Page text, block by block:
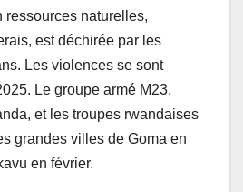
ressources naturelles,
est déchirée par les
Les violences se sont
Le groupe armé M23,
et les troupes rwandaises
grandes villes de Goma en
en février.